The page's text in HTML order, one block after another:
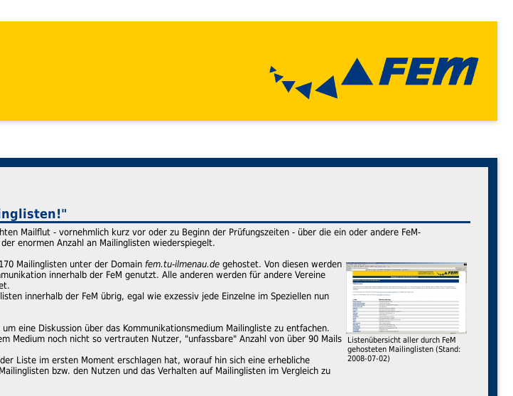
Mailflut - vornehmlich kurz vor oder zu Beginn der Prüfungszeiten - über die ein oder andere FeM-
enormen Anzahl an Mailinglisten wiederspiegelt.
Listenübersicht aller durch FeM
gehosteten Mailinglisten (Stand:
2008-07-02)
Mailinglisten unter der Domain fem.tu-ilmenau.de gehostet. Von diesen werden
innerhalb der FeM genutzt. Alle anderen werden für andere Vereine
innerhalb der FeM übrig, egal wie exzessiv jede Einzelne im Speziellen nun
eine Diskussion über das Kommunikationsmedium Mailingliste zu entfachen.
Medium noch nicht so vertrauten Nutzer, "unfassbare" Anzahl von über 90 Mails
Liste im ersten Moment erschlagen hat, worauf hin sich eine erhebliche
bzw. den Nutzen und das Verhalten auf Mailinglisten im Vergleich zu